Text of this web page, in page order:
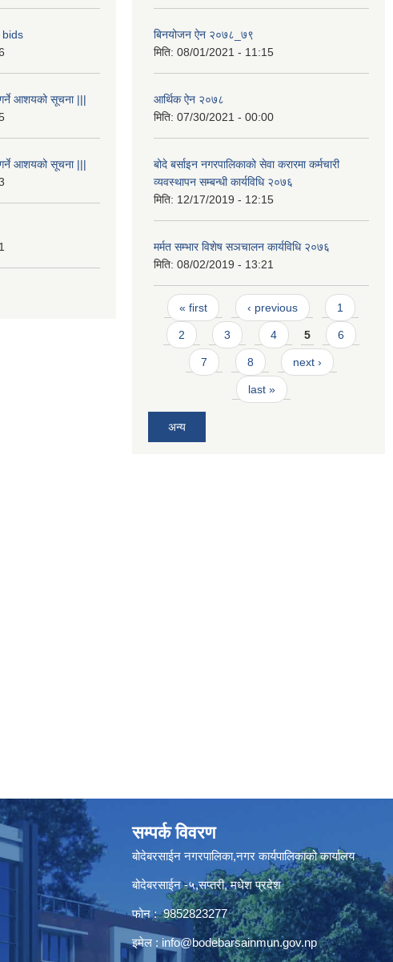
bids
आशयको सूचना |||
आशयको सूचना |||
बिनयोजन ऐन २०७८_७९
मिति: 08/01/2021 - 11:15
आर्थिक ऐन २०७८
मिति: 07/30/2021 - 00:00
बोदे बर्साइन नगरपालिकाको सेवा करारमा कर्मचारी
व्यवस्थापन सम्बन्धी कार्यविधि २०७६
मिति: 12/17/2019 - 12:15
मर्मत सम्भार विशेष सञचालन कार्यविधि २०७६
मिति: 08/02/2019 - 13:21
Pages
« first ‹ previous 1
2 3 4 5 6
7 8 next ›
last »
अन्य
सम्पर्क विवरण
बोदेबरसाईन नगरपालिका,नगर कार्यपालिकाको कार्यालय
बोदेबरसाईन -५,सप्तरी, मधेश प्रदेश
फोन : 9852823277
इमेल : info@bodebarsainmun.gov.np